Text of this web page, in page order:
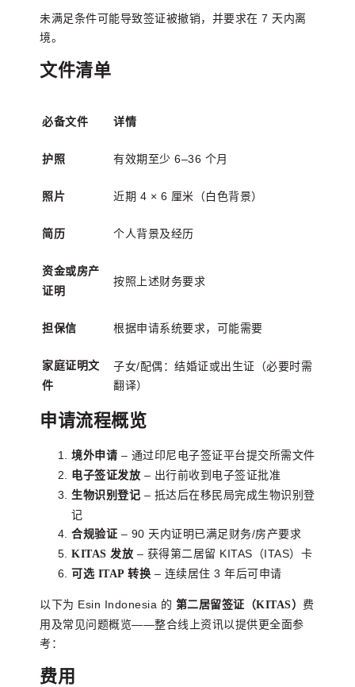
未满足条件可能导致签证被撤销，并要求在 7 天内离
境。
文件清单
必备文件 详情
护照 有效期至少 6–36 个月
照片 近期 4 × 6 厘米（白色背景）
简历 个人背景及经历
资金或房产
证明
按照上述财务要求
担保信 根据申请系统要求，可能需要
家庭证明文
件
子女/配偶：结婚证或出生证（必要时需
翻译）
申请流程概览
境外申请 – 通过印尼电子签证平台提交所需文件
电子签证发放 – 出行前收到电子签证批准
生物识别登记 – 抵达后在移民局完成生物识别登
记
合规验证 – 90 天内证明已满足财务/房产要求
KITAS 发放 – 获得第二居留 KITAS（ITAS）卡
可选 ITAP 转换 – 连续居住 3 年后可申请
以下为 Esin Indonesia 的 第二居留签证（KITAS） 费
用及常见问题概览——整合线上资讯以提供更全面参
考：
费用